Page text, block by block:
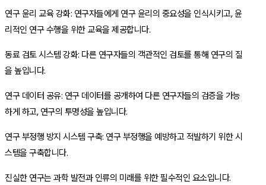
연구 윤리 교육 강화: 연구자들에게 연구 윤리의 중요성을 인식시키고, 윤
리적인 연구 수행을 위한 교육을 제공합니다.
동료 검토 시스템 강화: 다른 연구자들의 객관적인 검토를 통해 연구의 질
을 높입니다.
연구 데이터 공유: 연구 데이터를 공개하여 다른 연구자들의 검증을 가능
하게 하고, 연구의 투명성을 높입니다.
연구 부정행 방지 시스템 구축: 연구 부정행을 예방하고 적발하기 위한 시
스템을 구축합니다.
진실한 연구는 과학 발전과 인류의 미래를 위한 필수적인 요소입니다.